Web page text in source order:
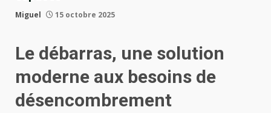
Miguel 15 octobre 2025
Le débarras, une solution
moderne aux besoins de
désencombrement